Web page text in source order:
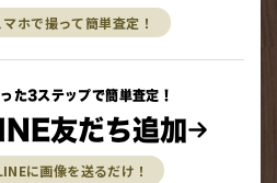
マホで撮って簡単査定！
た3ステップで簡単査定！
友だち追加
に画像を送るだけ！